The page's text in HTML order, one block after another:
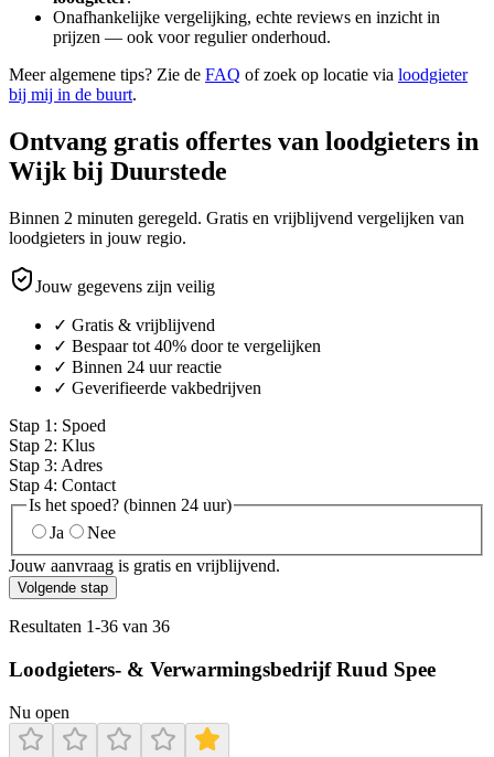
Onafhankelijke vergelijking, echte reviews en inzicht in
prijzen — ook voor regulier onderhoud.
Meer algemene tips? Zie de FAQ of zoek op locatie via loodgieter
bij mij in de buurt.
Ontvang gratis offertes van loodgieters in
Wijk bij Duurstede
Binnen 2 minuten geregeld. Gratis en vrijblijvend vergelijken van
loodgieters in jouw regio.
Jouw gegevens zijn veilig
✓ Gratis & vrijblijvend
✓ Bespaar tot 40% door te vergelijken
✓ Binnen 24 uur reactie
✓ Geverifieerde vakbedrijven
Stap 1 : Spoed
Stap 2: Klus
Stap 3: Adres
Stap 4: Contact
Is het spoed? (binnen 24 uur)
Ja
Nee
Jouw aanvraag is gratis en vrijblijvend.
Volgende stap
Resultaten 1-36 van 36
Loodgieters- & Verwarmingsbedrijf Ruud Spee
Nu open